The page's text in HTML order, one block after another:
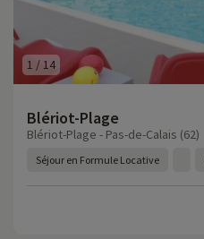
1 /14
Blériot-Plage
Blériot-Plage - Pas-de-Calais (62)
Séjour en Formule Locative